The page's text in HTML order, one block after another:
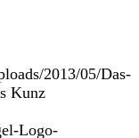
2013/05/Das-
Kunz
Logo-